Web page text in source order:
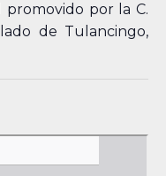
por la C.
de Tulancingo,